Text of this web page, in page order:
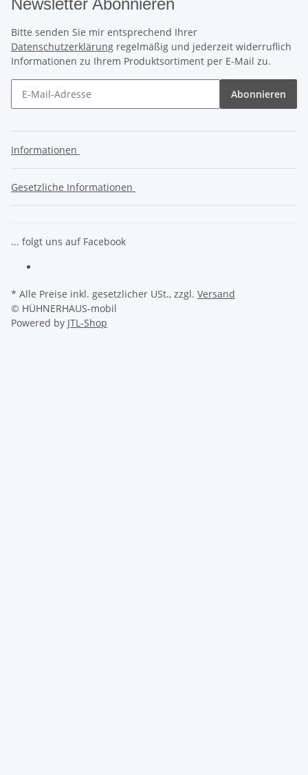
Newsletter Abonnieren
Bitte senden Sie mir entsprechend Ihrer
Datenschutzerklärung regelmäßig und jederzeit widerruflich
Informationen zu Ihrem Produktsortiment per E-Mail zu.
Abonnieren
Informationen
Gesetzliche Informationen
... folgt uns auf Facebook
* Alle Preise inkl. gesetzlicher USt., zzgl. Versand
© HÜHNERHAUS-mobil
Powered by JTL-Shop